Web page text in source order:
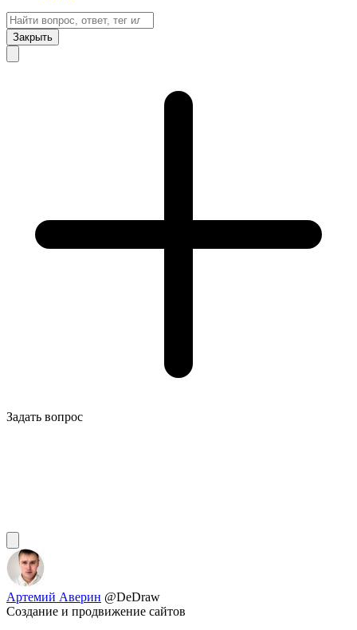
Закрыть
Задать вопрос
Артемий Аверин @DeDraw
Создание и продвижение сайтов